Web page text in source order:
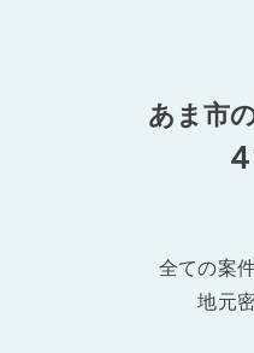
あま市
全ての案
地元